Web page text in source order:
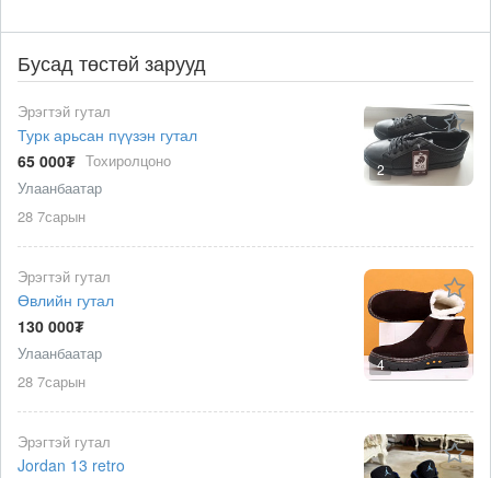
Бусад төстөй зарууд
2
Эрэгтэй гутал
Турк арьсан пүүзэн гутал
65 000₮ Тохиролцоно
Улаанбаатар
28 7сарын
4
Эрэгтэй гутал
Өвлийн гутал
130 000₮
Улаанбаатар
28 7сарын
Эрэгтэй гутал
Jordan 13 retro